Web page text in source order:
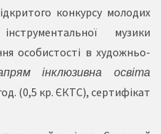
конкурсу молодих
музики
особистості в художньо-
інклюзивна освіта
(0,5 кр. ЄКТС), сертифікат